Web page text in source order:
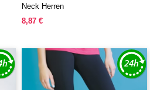
Neck Herren
8,87 €